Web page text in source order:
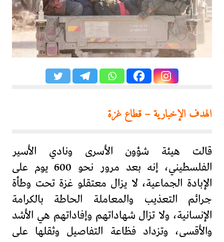
الهدف الإخبارية – قطاع غزة
قالت هيئة شؤون الأسرى ونادي الأسير
الفلسطيني، إنه بعد مرور نحو 600 يوم على
الإبادة الجماعية، لا يزال معتقلو غزة تحت وطأة
جرائم التعذيب والمعاملة الحاطة بالكرامة
الإنسانية، ولا تزال شهاداتهم وإفاداتهم هي الأشد
والأقسى، وتزداد فظاعة التفاصيل وثقلها على